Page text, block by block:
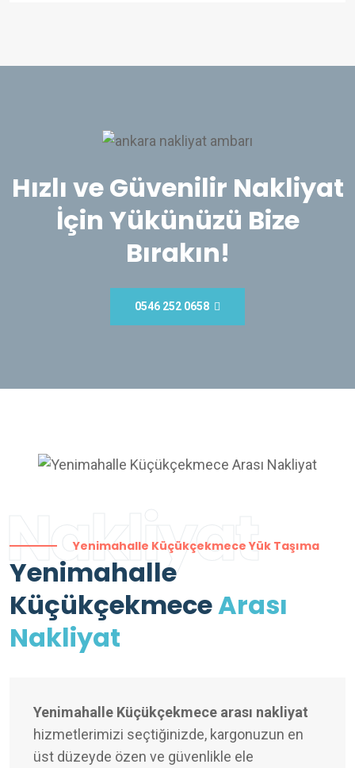
Hızlı ve Güvenilir Nakliyat
İçin Yükünüzü Bize
Bırakın!
0546 252 0658
Nakliyat
Yenimahalle Küçükçekmece Yük Taşıma
Yenimahalle
KüçükçekmeceArası
Nakliyat
Yenimahalle Küçükçekmece arası nakliyat
hizmetlerimizi seçtiğinizde, kargonuzun en
üst düzeyde özen ve güvenlikle ele